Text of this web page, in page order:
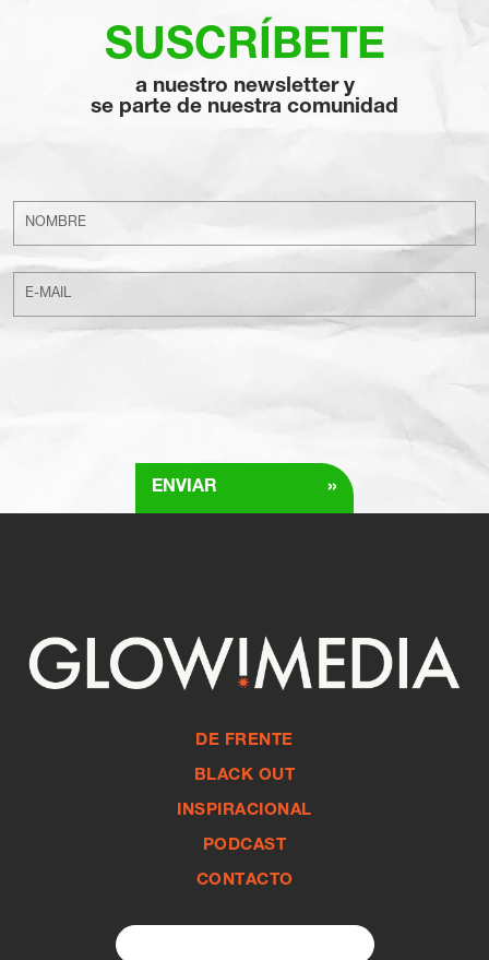
SUSCRÍBETE
a nuestro newsletter y
se parte de nuestra comunidad
ENVIAR »
DE FRENTE
BLACK OUT
INSPIRACIONAL
PODCAST
CONTACTO